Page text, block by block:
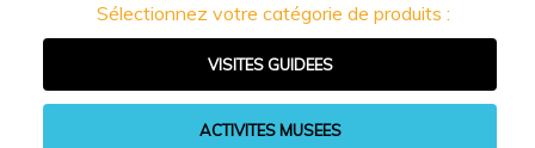
Sélectionnez votre catégorie de produits :
VISITES GUIDEES
ACTIVITES MUSEES